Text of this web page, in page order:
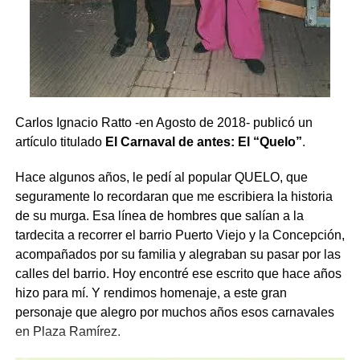
Comparte esto:
X Facebook WhatsApp Imprimir
Carlos Ignacio Ratto -en Agosto de 2018- publicó un
artículo titulado El Carnaval de antes: El “Quelo”.
Hace algunos años, le pedí al popular QUELO, que
seguramente lo recordaran que me escribiera la historia
de su murga. Esa línea de hombres que salían a la
tardecita a recorrer el barrio Puerto Viejo y la Concepción,
acompañados por su familia y alegraban su pasar por las
calles del barrio. Hoy encontré ese escrito que hace años
hizo para mí. Y rendimos homenaje, a este gran
personaje que alegro por muchos años esos carnavales
en Plaza Ramírez.